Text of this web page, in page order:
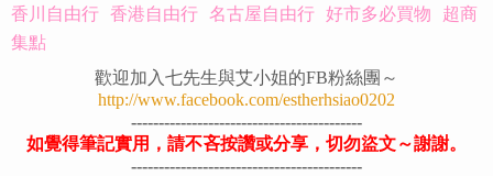
香川自由行 香港自由行 名古屋自由行 好市多必買物 超商
集點
歡迎加入七先生與艾小姐的FB粉絲團～
http://www.facebook.com/estherhsiao0202
------------------------------------------
如覺得筆記實用，請不吝按讚或分享，切勿盜文～謝謝。
------------------------------------------